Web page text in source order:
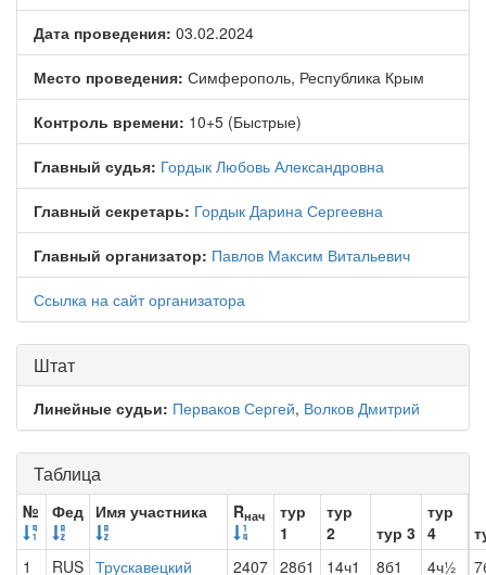
Дата проведения: 03.02.2024
Место проведения: Симферополь, Республика Крым
Контроль времени: 10+5 (Быстрые)
Главный судья: Гордык Любовь Александровна
Главный секретарь: Гордык Дарина Сергеевна
Главный организатор: Павлов Максим Витальевич
Ссылка на сайт организатора
Штат
Линейные судьи: Перваков Сергей, Волков Дмитрий
Таблица
№ Фед Имя участника Rнач
тур
1
тур
2
тур 3
тур
4
1
RUS Трускавецкий
2407 28б1 14ч1 8б1 4ч½